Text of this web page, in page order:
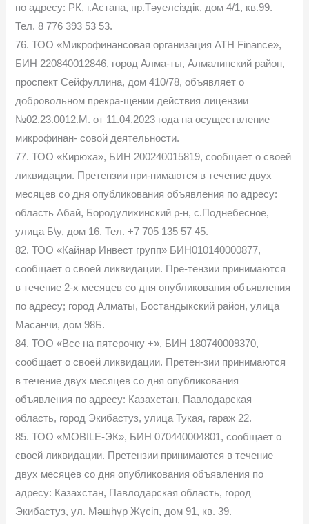
по адресу: РК, г.Астана, пр.Тәуелсіздік, дом 4/1, кв.99.
Тел. 8 776 393 53 53.
76. ТОО «Микрофинансовая организация ATH Finance»,
БИН 220840012846, город Алма-ты, Алмалинский район,
проспект Сейфуллина, дом 410/78, объявляет о
добровольном прекра-щении действия лицензии
№02.23.0012.M. от 11.04.2023 года на осуществление
микрофинан- совой деятельности.
77. ТОО «Кирюха», БИН 200240015819, сообщает о своей
ликвидации. Претензии при-нимаются в течение двух
месяцев со дня опубликования объявления по адресу:
область Абай, Бородулихинский р-н, с.Поднебесное,
улица Б\у, дом 16. Тел. +7 705 135 57 45.
82. ТОО «Кайнар Инвест групп» БИН010140000877,
сообщает о своей ликвидации. Пре-тензии принимаются
в течение 2-х месяцев со дня опубликования объявления
по адресу; город Алматы, Бостандыкский район, улица
Масанчи, дом 98Б.
84. ТОО «Все на пятерочку +», БИН 180740009370,
сообщает о своей ликвидации. Претен-зии принимаются
в течение двух месяцев со дня опубликования
объявления по адресу: Казахстан, Павлодарская
область, город Экибастуз, улица Тукая, гараж 22.
85. ТОО «MOBILE-ЭК», БИН 070440004801, сообщает о
своей ликвидации. Претензии принимаются в течение
двух месяцев со дня опубликования объявления по
адресу: Казахстан, Павлодарская область, город
Экибастуз, ул. Мәшһүр Жүсіп, дом 91, кв. 39.